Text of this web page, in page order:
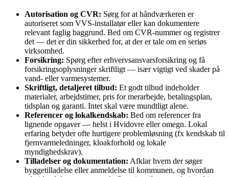
Autorisation og CVR: Sørg for at håndværkeren er
autoriseret som VVS‑installatør eller kan dokumentere
relevant faglig baggrund. Bed om CVR‑nummer og registrer
det — det er din sikkerhed for, at der er tale om en seriøs
virksomhed.
Forsikring: Spørg efter erhvervsansvarsforsikring og få
forsikringsoplysninger skriftligt — især vigtigt ved skader på
vand- eller varmesystemer.
Skriftligt, detaljeret tilbud: Et godt tilbud indeholder
materialer, arbejdstimer, pris for merarbejde, betalingsplan,
tidsplan og garanti. Intet skal være mundtligt alene.
Referencer og lokalkendskab: Bed om referencer fra
lignende opgaver — helst i Hvidovre eller omegn. Lokal
erfaring betyder ofte hurtigere problemløsning (fx kendskab til
fjernvarmeledninger, kloakforhold og lokale
myndighedskrav).
Tilladelser og dokumentation: Afklar hvem der søger
byggetilladelse eller anmeldelse til kommunen, og hvordan